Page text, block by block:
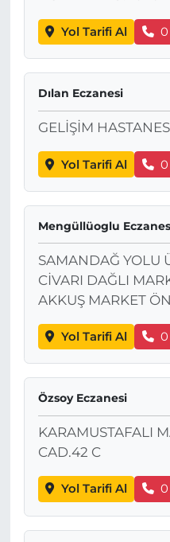
Yol Tarifi Al 0
Dılan Eczanesi
GELİŞİM
Yol Tarifi Al 0
Mengüllüoglu
SAMANDAĞ YOLU
CİVARI DAĞLI
AKKUŞ MARKET
Yol Tarifi Al 0
Özsoy Eczanesi
KARAMUSTAFALI
CAD.42 C
Yol Tarifi Al 0